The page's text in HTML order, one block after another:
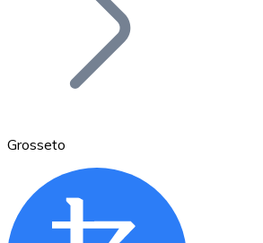
Grosseto